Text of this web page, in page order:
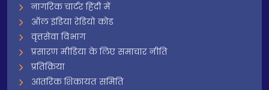
नागरिक चार्टर हिंदी में
ऑल इंडिया रेडियो कोड
वृत्तसेवा विभाग
प्रसारण मीडिया के लिए समाचार नीति
प्रतिक्रिया
आंतरिक शिकायत समिति